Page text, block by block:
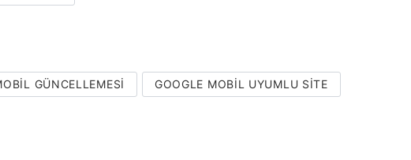
GÜNCELLEMESI GOOGLE MOBIL UYUMLU SITE